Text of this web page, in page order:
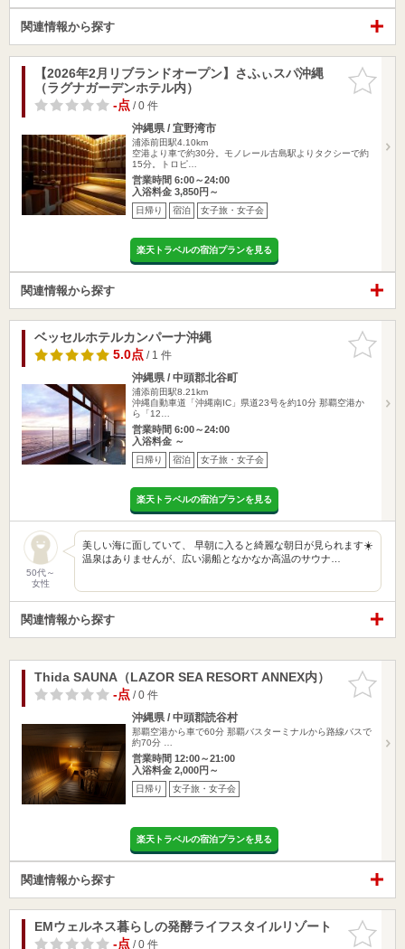
関連情報から探す
お気に入
りに追加
【2026年2月リブランドオープン】さふぃスパ沖縄
（ラグナガーデンホテル内）
-点/ 0 件
沖縄県 / 宜野湾市
浦添前田駅4.10km
空港より車で約30分。モノレール古島駅よりタクシーで約
15分。トロピ…
営業時間 6:00～24:00
入浴料金 3,850円～
日帰り 宿泊 女子旅・女子会
楽天トラベルの宿泊プランを見る
関連情報から探す
お気に入
りに追加
ベッセルホテルカンパーナ沖縄
5.0点/ 1 件
沖縄県 / 中頭郡北谷町
浦添前田駅8.21km
沖縄自動車道「沖縄南IC」県道23号を約10分 那覇空港か
ら「12…
営業時間 6:00～24:00
入浴料金 ～
日帰り 宿泊 女子旅・女子会
楽天トラベルの宿泊プランを見る
50代～
女性
美しい海に面していて、 早朝に入ると綺麗な朝日が見られます☀️
温泉はありませんが、広い湯船となかなか高温のサウナ…
関連情報から探す
お気に入
りに追加
Thida SAUNA（LAZOR SEA RESORT ANNEX内）
-点/ 0 件
沖縄県 / 中頭郡読谷村
那覇空港から車で60分 那覇バスターミナルから路線バスで
約70分 …
営業時間 12:00～21:00
入浴料金 2,000円～
日帰り 女子旅・女子会
楽天トラベルの宿泊プランを見る
関連情報から探す
お気に入
りに追加
EMウェルネス暮らしの発酵ライフスタイルリゾート
-点/ 0 件